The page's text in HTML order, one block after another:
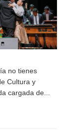
no tienes
Cultura y
cargada de...